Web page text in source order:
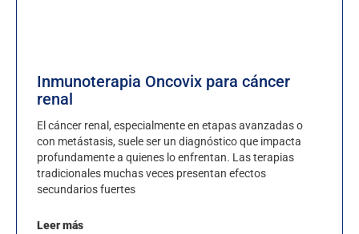
Inmunoterapia Oncovix para cáncer
renal
El cáncer renal, especialmente en etapas avanzadas o
con metástasis, suele ser un diagnóstico que impacta
profundamente a quienes lo enfrentan. Las terapias
tradicionales muchas veces presentan efectos
secundarios fuertes
Leer más